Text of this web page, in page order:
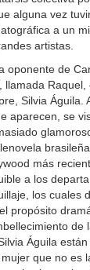
alguna vez
a un
artistas.
oponente de
llamada
Silvia Águila.
aparecen, se
más
a los
los cuales
propósito
de
Águila
que no es